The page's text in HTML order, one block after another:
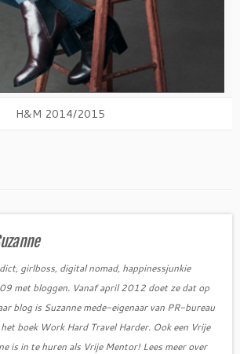
H&M 2014/2015
girlboss, digital nomad, happinessjunkie
met bloggen. Vanaf april 2012 doet ze dat op
blog is Suzanne mede-eigenaar van PR-bureau
boek Work Hard Travel Harder. Ook een Vrije
is in te huren als Vrije Mentor! Lees meer over